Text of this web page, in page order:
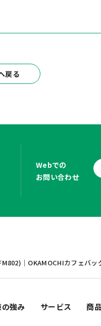
戻る
Webでの
お問い合わせ
｜OKAMOCHIカフェバッ
強み サービス 商